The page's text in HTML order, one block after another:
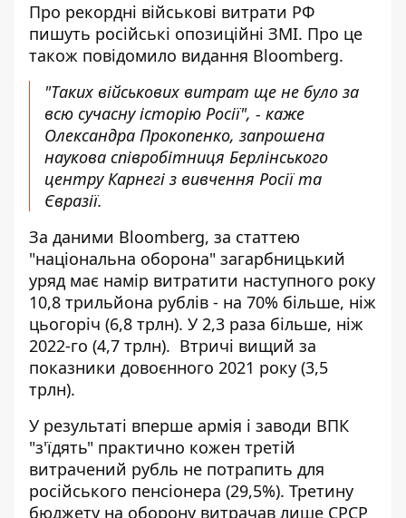
Про рекордні військові витрати РФ
пишуть російські опозиційні ЗМІ. Про це
також повідомило видання Bloomberg.
"Таких військових витрат ще не було за
всю сучасну історію Росії", - каже
Олександра Прокопенко, запрошена
наукова співробітниця Берлінського
центру Карнегі з вивчення Росії та
Євразії.
За даними Bloomberg, за статтею
"національна оборона" загарбницький
уряд має намір витратити наступного року
10,8 трильйона рублів - на 70% більше, ніж
цьогоріч (6,8 трлн). У 2,3 раза більше, ніж
2022-го (4,7 трлн). Втричі вищий за
показники довоєнного 2021 року (3,5
трлн).
У результаті вперше армія і заводи ВПК
"з'їдять" практично кожен третій
витрачений рубль не потрапить для
російського пенсіонера (29,5%). Третину
бюджету на оборону витрачав лише СРСР